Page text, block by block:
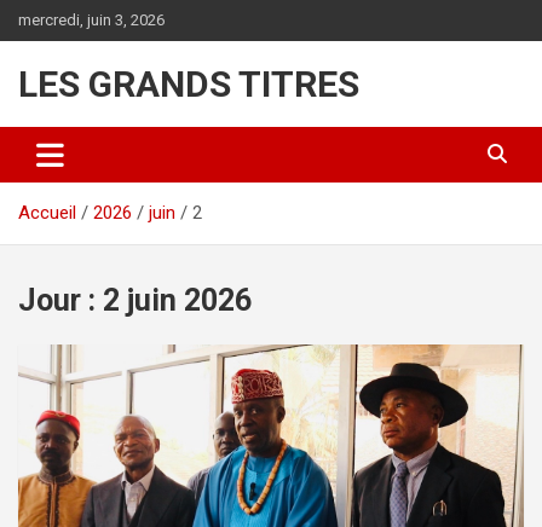
au
mercredi, juin 3, 2026
LES GRANDS TITRES
Accueil 2026 juin 2
Jour : 2 juin 2026